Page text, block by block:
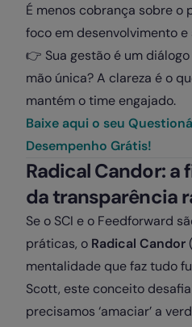
É menos cobrança sobre o
foco em desenvolvimento e
👉 Sua gestão é um
mão única? A clareza é o
mantém o time engajado.
Baixe aqui o seu
Desempenho Grátis!
Radical Candor: a
da transparência
Se o SCI e o Feedforward
práticas, o Radical Candor
mentalidade que faz tudo
Scott, este conceito
precisamos ‘amaciar’ a